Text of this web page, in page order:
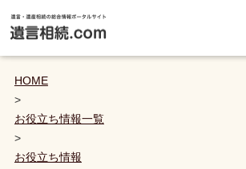
HOME
>
お役立ち情報一覧
>
お役立ち情報